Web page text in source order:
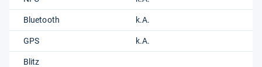
Bluetooth k.A.
GPS k.A.
Blitz